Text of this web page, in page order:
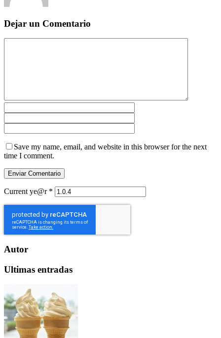
Dejar un Comentario
Save my name, email, and website in this browser for the next
time I comment.
Current ye@r *
Autor
Ultimas entradas